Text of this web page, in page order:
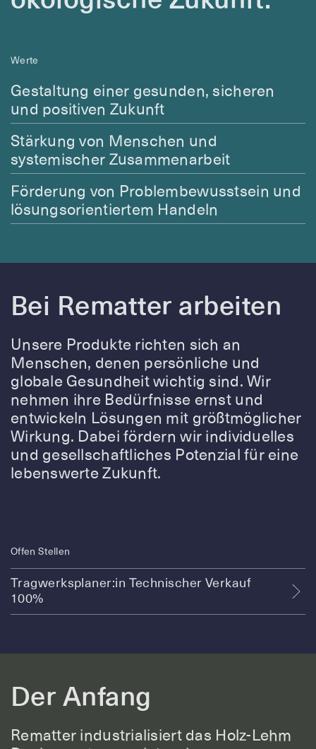
Werte
Gestaltung einer gesunden, sicheren
und positiven Zukunft
Stärkung von Menschen und
systemischer Zusammenarbeit
Förderung von Problembewusstsein und
lösungsorientiertem Handeln
Bei Rematter arbeiten
Unsere Produkte richten sich an
Menschen, denen persönliche und
globale Gesundheit wichtig sind. Wir
nehmen ihre Bedürfnisse ernst und
entwickeln Lösungen mit größtmöglicher
Wirkung. Dabei fördern wir individuelles
und gesellschaftliches Potenzial für eine
lebenswerte Zukunft.
Offen Stellen
Tragwerksplaner:in Technischer Verkauf
100%
Tragwerksplaner:in
Technischer Verkauf
100%
Der Anfang
Rematter industrialisiert das Holz-Lehm